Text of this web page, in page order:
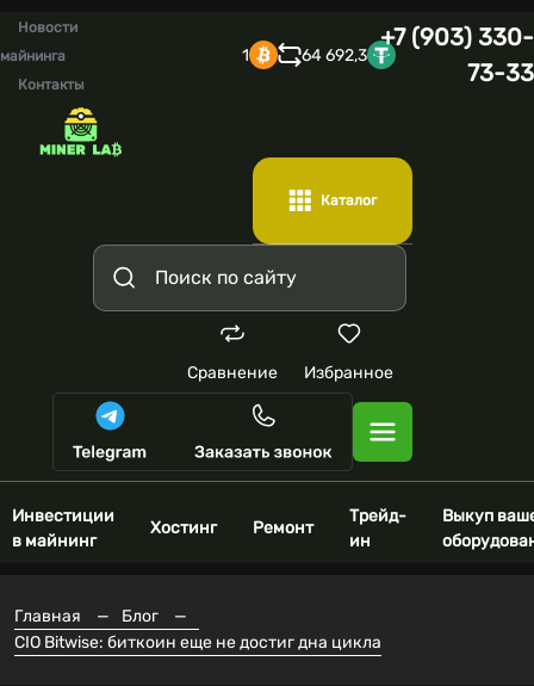
Новости
майнинга
Контакты
1 64 692,3
+7 (903) 330-
73-33
Каталог
Сравнение Избранное
Инвестиции
в майнинг
Хостинг Ремонт
Трейд-
ин
Выкуп
Главная — Блог
—
CIO Bitwise: биткоин еще не достиг дна цикла